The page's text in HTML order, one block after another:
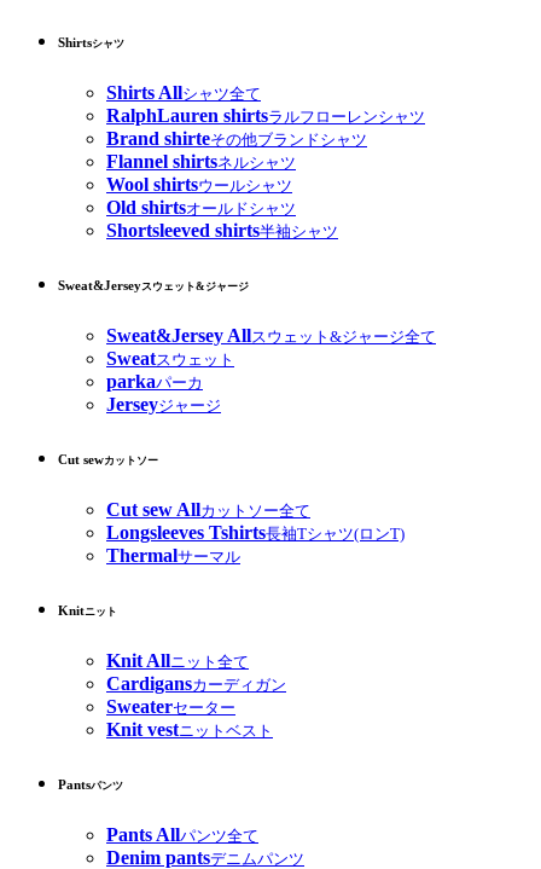
Shirtsシャツ
Shirts Allシャツ全て
RalphLauren shirtsラルフローレンシャツ
Brand shirteその他ブランドシャツ
Flannel shirtsネルシャツ
Wool shirtsウールシャツ
Old shirtsオールドシャツ
Shortsleeved shirts半袖シャツ
Sweat&Jerseyスウェット&ジャージ
Sweat&Jersey Allスウェット&ジャージ全て
Sweatスウェット
parkaパーカ
Jerseyジャージ
Cut sewカットソー
Cut sew Allカットソー全て
Longsleeves Tshirts長袖Tシャツ(ロンT)
Thermalサーマル
Knitニット
Knit Allニット全て
Cardigansカーディガン
Sweaterセーター
Knit vestニットベスト
Pantsパンツ
Pants Allパンツ全て
Denim pantsデニムパンツ